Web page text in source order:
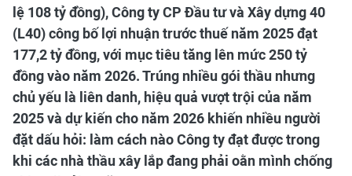
lệ 108 tỷ đồng), Công ty CP Đầu tư và Xây dựng 40
(L40) công bố lợi nhuận trước thuế năm 2025 đạt
177,2 tỷ đồng, với mục tiêu tăng lên mức 250 tỷ
đồng vào năm 2026. Trúng nhiều gói thầu nhưng
chủ yếu là liên danh, hiệu quả vượt trội của năm
2025 và dự kiến cho năm 2026 khiến nhiều người
đặt dấu hỏi: làm cách nào Công ty đạt được trong
khi các nhà thầu xây lắp đang phải oằn mình chống